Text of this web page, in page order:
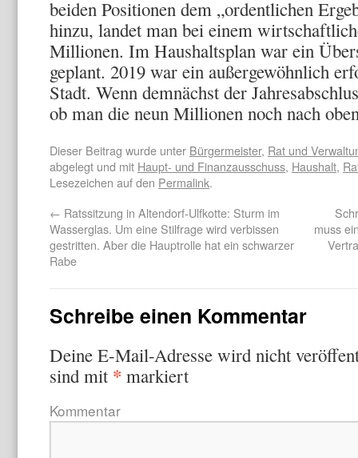
beiden Positionen dem „ordentlichen
hinzu, landet man bei einem
Millionen. Im Haushaltsplan war ein
geplant. 2019 war ein außergewöhnlich
Stadt. Wenn demnächst der
ob man die neun Millionen noch nach
Dieser Beitrag wurde unter Bürgermeister, Rat und
abgelegt und mit Haupt- und Finanzausschuss, Haushalt,
Lesezeichen auf den Permalink.
← Ratssitzung in Altendorf-Ulfkotte: Sturm im
Wasserglas. Um eine Stilfrage wird verbissen
gestritten. Aber die Hauptrolle hat ein schwarzer
Rabe
muss
Schreibe einen Kommentar
Deine E-Mail-Adresse wird nicht
sind mit * markiert
Kommentar